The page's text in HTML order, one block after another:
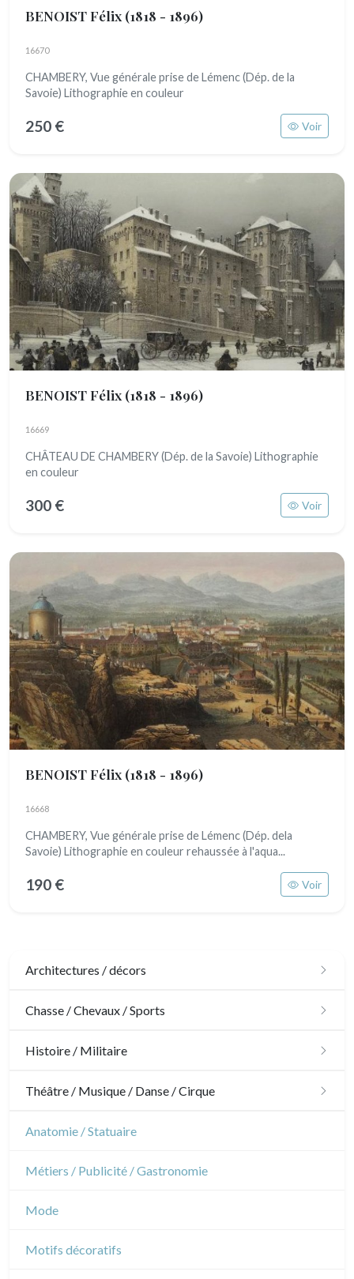
BENOIST Félix (1818 - 1896)
16670
CHAMBERY, Vue générale prise de Lémenc (Dép. de la
Savoie) Lithographie en couleur
250 € Voir
BENOIST Félix (1818 - 1896)
16669
CHÂTEAU DE CHAMBERY (Dép. de la Savoie) Lithographie
en couleur
300 € Voir
BENOIST Félix (1818 - 1896)
16668
CHAMBERY, Vue générale prise de Lémenc (Dép. dela
Savoie) Lithographie en couleur rehaussée à l'aqua...
190 € Voir
Architectures / décors
Architecture
Chasse / Chevaux / Sports
Chasse
Histoire / Militaire
Militaire
Théâtre / Musique / Danse / Cirque
Théâtre
Anatomie / Statuaire
Métiers / Publicité / Gastronomie
Mode
Motifs décoratifs